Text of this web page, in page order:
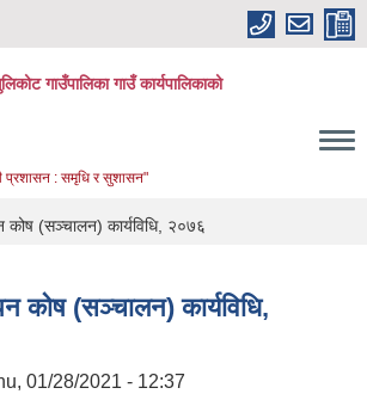
गाउँपालिका गाउँ कार्यपालिकाको
प्रशासन : समृधि र सुशासन"
कोष (सञ्चालन) कार्यविधि, २०७६
कोष (सञ्चालन) कार्यविधि,
01/28/2021 - 12:37